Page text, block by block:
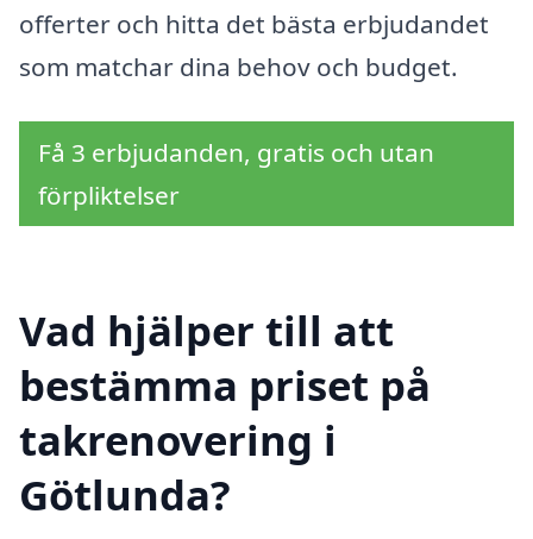
offerter och hitta det bästa erbjudandet
som matchar dina behov och budget.
Få 3 erbjudanden, gratis och utan
förpliktelser
Vad hjälper till att
bestämma priset på
takrenovering i
Götlunda?